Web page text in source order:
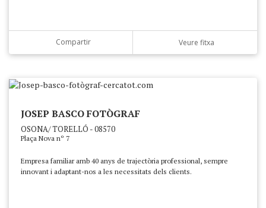
Compartir Veure fitxa
JOSEP BASCO FOTÒGRAF
OSONA/ TORELLÓ - 08570
Plaça Nova nº 7
Empresa familiar amb 40 anys de trajectòria professional, sempre
innovant i adaptant-nos a les necessitats dels clients.